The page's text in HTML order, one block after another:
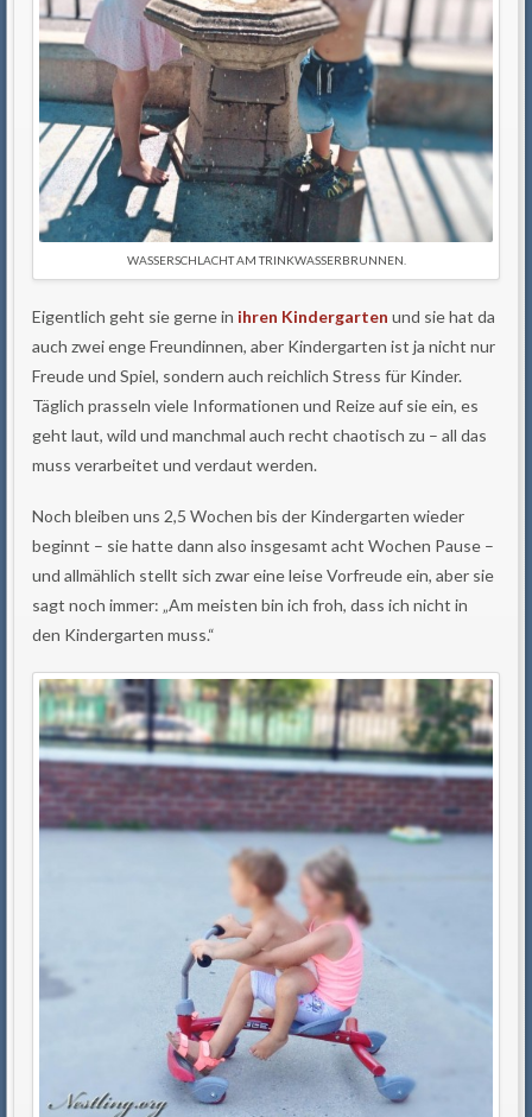
WASSERSCHLACHT AM TRINKWASSERBRUNNEN.
Eigentlich geht sie gerne in ihren Kindergarten und sie hat da
auch zwei enge Freundinnen, aber Kindergarten ist ja nicht nur
Freude und Spiel, sondern auch reichlich Stress für Kinder.
Täglich prasseln viele Informationen und Reize auf sie ein, es
geht laut, wild und manchmal auch recht chaotisch zu – all das
muss verarbeitet und verdaut werden.
Noch bleiben uns 2,5 Wochen bis der Kindergarten wieder
beginnt – sie hatte dann also insgesamt acht Wochen Pause –
und allmählich stellt sich zwar eine leise Vorfreude ein, aber sie
sagt noch immer: „Am meisten bin ich froh, dass ich nicht in
den Kindergarten muss.“